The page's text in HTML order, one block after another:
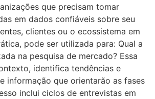
que precisam tomar
em dados confiáveis sobre seu
clientes ou o ecossistema em
pode ser utilizada para: Qual a
na pesquisa de mercado? Essa
identifica tendências e
informação que orientarão as fases
inclui ciclos de entrevistas em